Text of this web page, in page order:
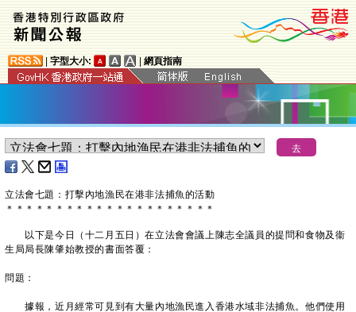
字型大小: 網頁指南
立法會七題：打擊內地漁民在港非法捕魚的活動
＊ ＊ ＊ ＊ ＊ ＊ ＊ ＊ ＊ ＊ ＊ ＊ ＊ ＊ ＊ ＊ ＊ ＊ ＊ ＊ ＊
以下是今日（十二月五日）在立法會會議上陳志全議員的提問和食物及衞
生局局長陳肇始教授的書面答覆：
問題：
據報，近月經常可見到有大量內地漁民進入香港水域非法捕魚。他們使用